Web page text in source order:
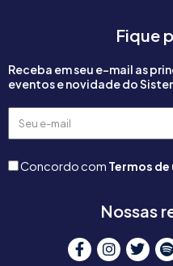
Fique
Receba em seu e-mail as
eventos e novidade do
Seu
e-
Concordo com Termos
Nossas
F
a
I
n
T
w